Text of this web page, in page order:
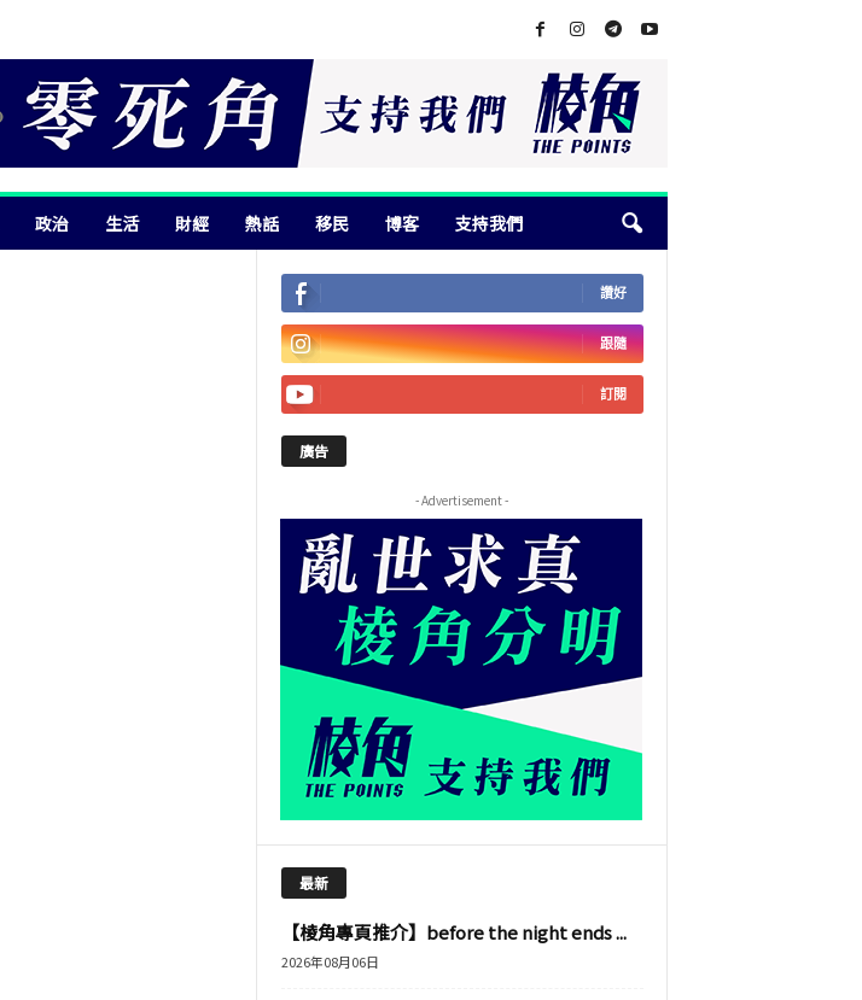
政治 生活 財經 熱話 移民 博客 支持我們
讚好
跟隨
訂閱
廣告
- Advertisement -
最新
【棱角專頁推介】before the night ends ...
2026年08月06日